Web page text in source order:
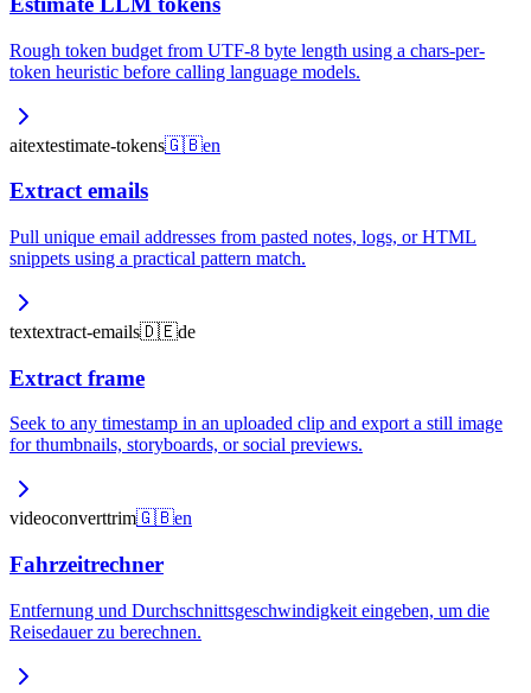
Rough token budget from UTF-8 byte length using a chars-per-
token heuristic before calling language models.
aitextestimate-tokens🇬🇧en
Extract emails
Pull unique email addresses from pasted notes, logs, or HTML
snippets using a practical pattern match.
textextract-emails🇩🇪de
Extract frame
Seek to any timestamp in an uploaded clip and export a still image
for thumbnails, storyboards, or social previews.
videoconverttrim🇬🇧en
Fahrzeitrechner
Entfernung und Durchschnittsgeschwindigkeit eingeben, um die
Reisedauer zu berechnen.